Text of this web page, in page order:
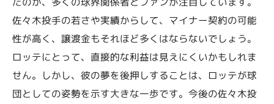
佐々木投手の若さや実績からして、マイナー契約の可能
性が高く、譲渡金もそれほど多くはならないでしょう。
ロッテにとって、直接的な利益は見えにくいかもしれま
せん。しかし、彼の夢を後押しすることは、ロッテが球
団としての姿勢を示す大きな一歩です。今後の佐々木投